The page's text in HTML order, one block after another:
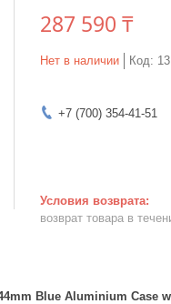
287 590 ₸
Нет в наличии Код:
+7 (700) 354-41-51
возврат товара в
Blue Aluminium Case